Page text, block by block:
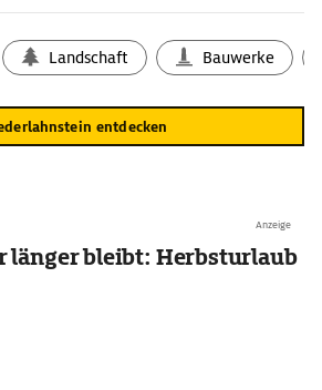
Landschaft Bauwerke
entdecken
Anzeige
länger bleibt: Herbsturlaub